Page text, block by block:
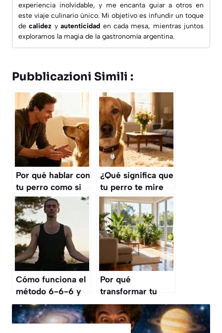
experiencia inolvidable, y me encanta guiar a otros en
este viaje culinario único. Mi objetivo es infundir un toque
decalidez yautenticidad en cada mesa, mientras juntos
exploramos la magia de la gastronomía argentina.
Pubblicazioni Simili :
Por qué hablar con
tu perro como si
fuera humano
fortalece el
vínculo, según la
psicología
¿Qué significa que
tu perro te mire
fijamente a los
ojos durante
mucho tiempo,
según los expertos
Cómo funciona el
método 6-6-6 y
por qué es
esencial para
Por qué
transformar tu
hogar con la
jardinería fomenta
el bienestar: